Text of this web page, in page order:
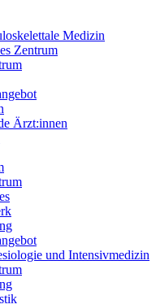
Medizin
Zentrum
Ärzt:innen
und Intensivmedizin